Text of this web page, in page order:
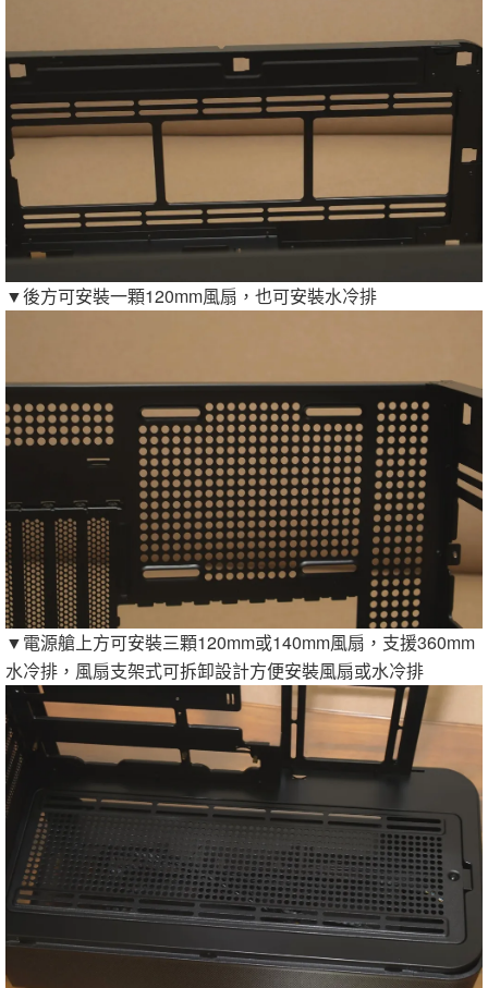
▼後方可安裝一顆120mm風扇，也可安裝水冷排
▼電源艙上方可安裝三顆120mm或140mm風扇，支援360mm
水冷排，風扇支架式可拆卸設計方便安裝風扇或水冷排